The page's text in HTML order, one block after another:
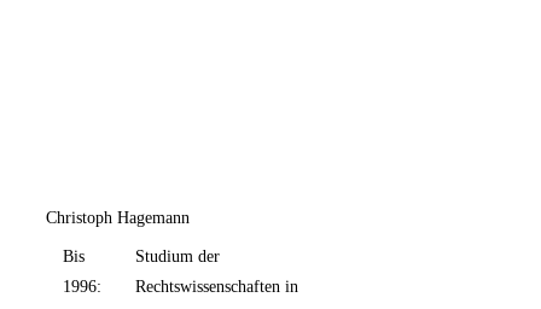
Christoph Hagemann
Bis
1996:
Studium der
Rechtswissenschaften in